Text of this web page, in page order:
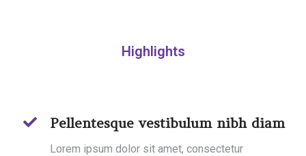
Highlights
Pellentesque vestibulum nibh diam
Lorem ipsum dolor sit amet, consectetur